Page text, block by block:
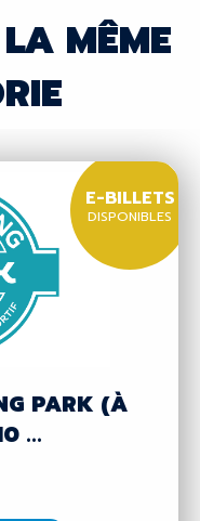
MÊME
PARK (À
...
E-BILLETS
DISPONIBLES